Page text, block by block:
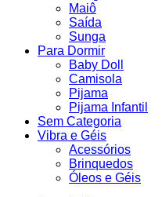
Maiô
Saída
Sunga
Para Dormir
Baby Doll
Camisola
Pijama
Pijama Infantil
Sem Categoria
Vibra e Géis
Acessórios
Brinquedos
Óleos e Géis